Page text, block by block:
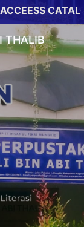
CATALOG
THALIB